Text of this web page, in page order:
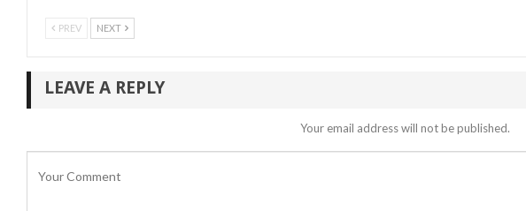
PREV NEXT
LEAVE A REPLY
Your email address will not be published.